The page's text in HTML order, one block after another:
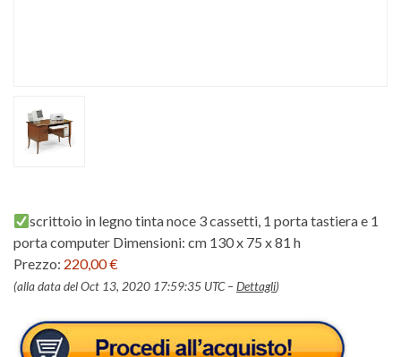
scrittoio in legno tinta noce 3 cassetti, 1 porta tastiera e 1
porta computer Dimensioni: cm 130 x 75 x 81 h
Prezzo: 220,00 €
(alla data del Oct 13, 2020 17:59:35 UTC – Dettagli)